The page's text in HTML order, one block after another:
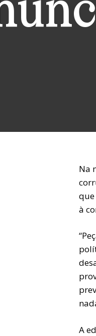
Na
que
à
A